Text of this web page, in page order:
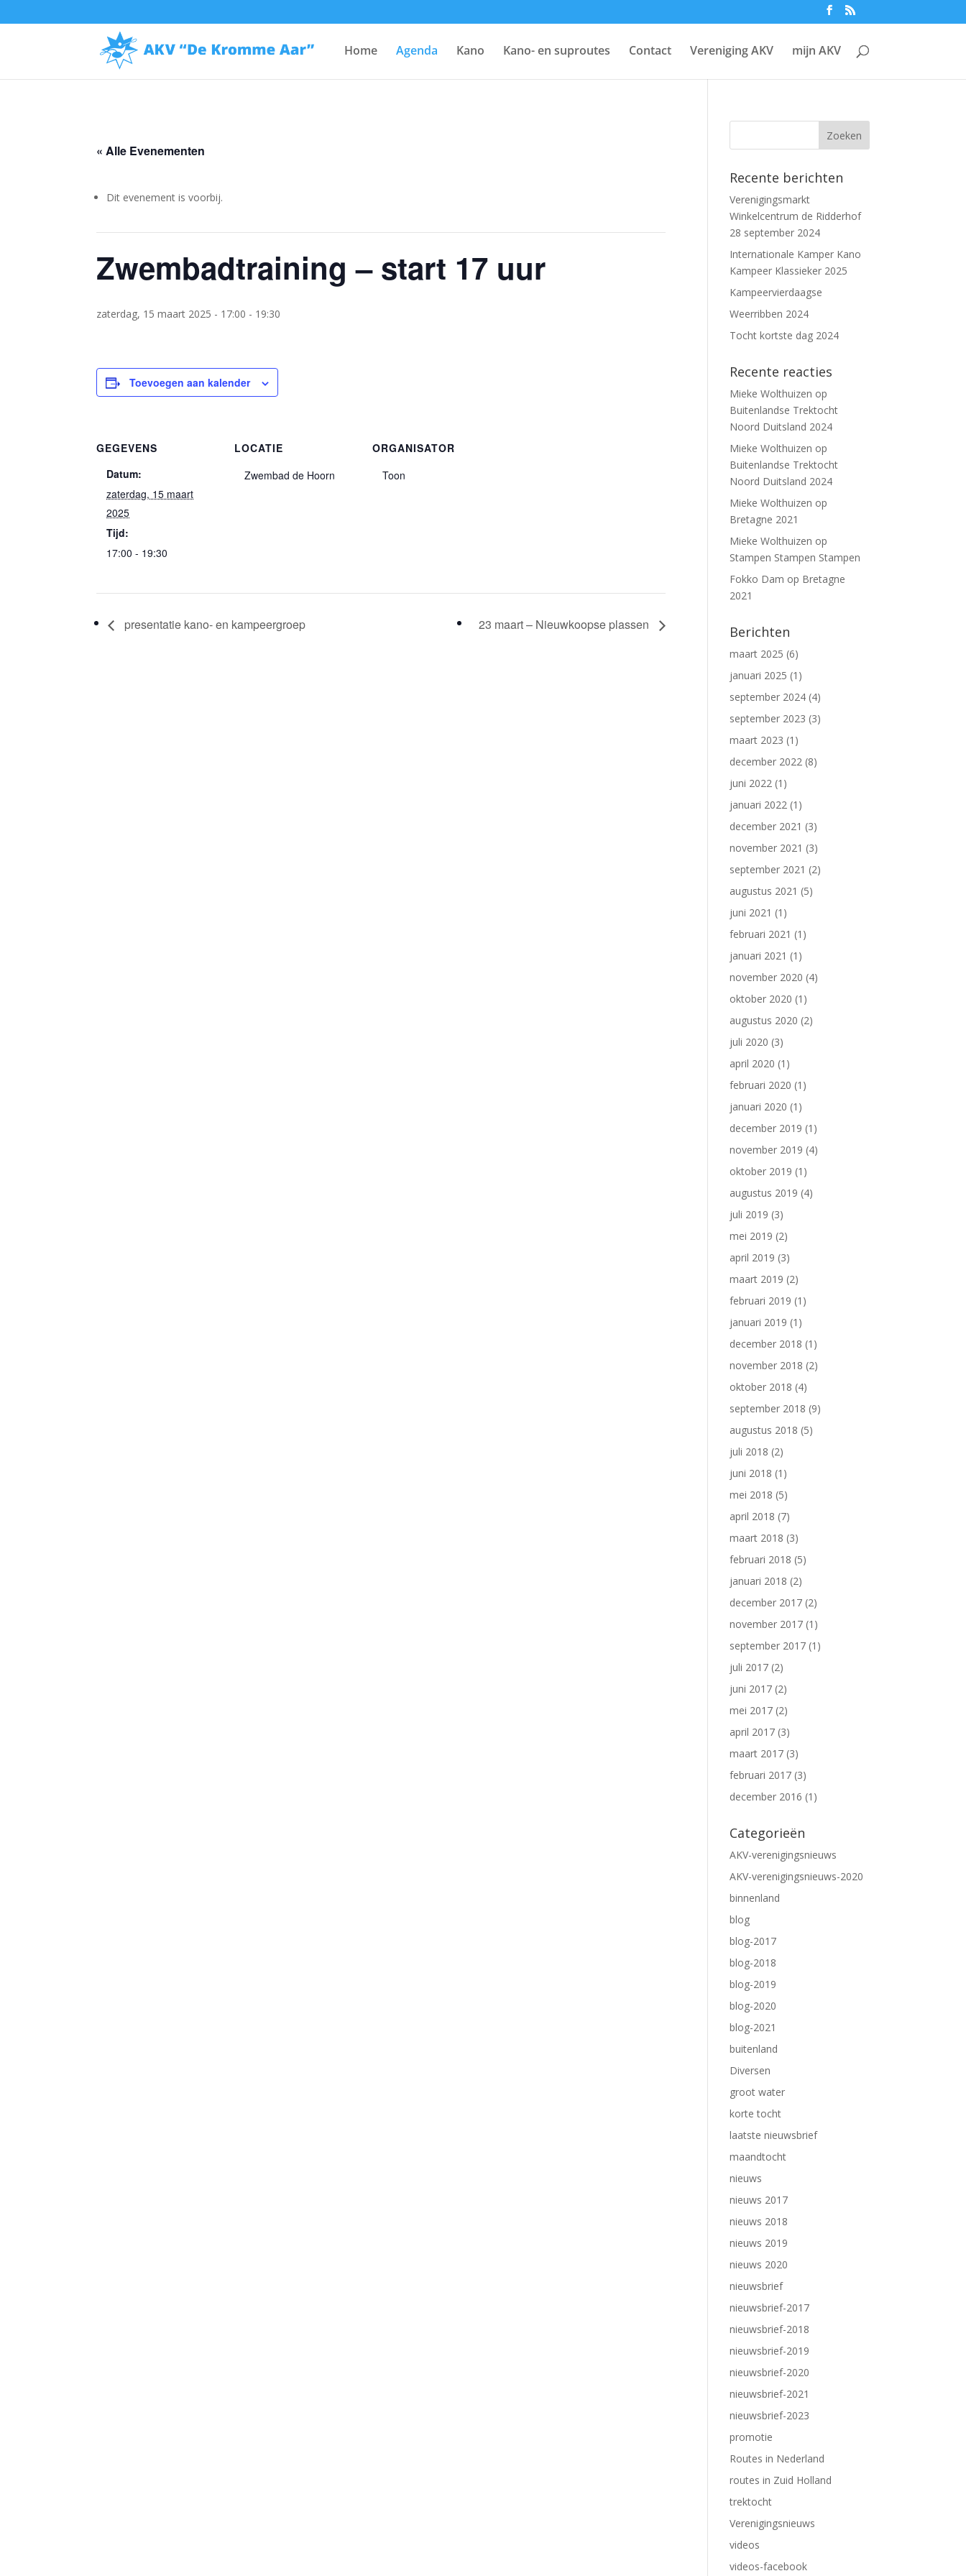
Home Agenda Kano Kano- en suproutes Contact Vereniging AKV mijn AKV
« Alle Evenementen
Dit evenement is voorbij.
Zwembadtraining – start 17 uur
zaterdag, 15 maart 2025 - 17:00 - 19:30
Toevoegen aan kalender
GEGEVENS
Datum:
zaterdag, 15 maart
2025
Tijd:
17:00 - 19:30
LOCATIE
Zwembad de Hoorn
ORGANISATOR
Toon
presentatie kano- en kampeergroep 23 maart – Nieuwkoopse plassen
Recente berichten
Verenigingsmarkt
Winkelcentrum de Ridderhof
28 september 2024
Internationale Kamper Kano
Kampeer Klassieker 2025
Kampeervierdaagse
Weerribben 2024
Tocht kortste dag 2024
Recente reacties
Mieke Wolthuizen op
Buitenlandse Trektocht
Noord Duitsland 2024
Mieke Wolthuizen op
Buitenlandse Trektocht
Noord Duitsland 2024
Mieke Wolthuizen op
Bretagne 2021
Mieke Wolthuizen op
Stampen Stampen Stampen
Fokko Dam op Bretagne
2021
Berichten
maart 2025 (6)
januari 2025 (1)
september 2024 (4)
september 2023 (3)
maart 2023 (1)
december 2022 (8)
juni 2022 (1)
januari 2022 (1)
december 2021 (3)
november 2021 (3)
september 2021 (2)
augustus 2021 (5)
juni 2021 (1)
februari 2021 (1)
januari 2021 (1)
november 2020 (4)
oktober 2020 (1)
augustus 2020 (2)
juli 2020 (3)
april 2020 (1)
februari 2020 (1)
januari 2020 (1)
december 2019 (1)
november 2019 (4)
oktober 2019 (1)
augustus 2019 (4)
juli 2019 (3)
mei 2019 (2)
april 2019 (3)
maart 2019 (2)
februari 2019 (1)
januari 2019 (1)
december 2018 (1)
november 2018 (2)
oktober 2018 (4)
september 2018 (9)
augustus 2018 (5)
juli 2018 (2)
juni 2018 (1)
mei 2018 (5)
april 2018 (7)
maart 2018 (3)
februari 2018 (5)
januari 2018 (2)
december 2017 (2)
november 2017 (1)
september 2017 (1)
juli 2017 (2)
juni 2017 (2)
mei 2017 (2)
april 2017 (3)
maart 2017 (3)
februari 2017 (3)
december 2016 (1)
Categorieën
AKV-verenigingsnieuws
AKV-verenigingsnieuws-2020
binnenland
blog
blog-2017
blog-2018
blog-2019
blog-2020
blog-2021
buitenland
Diversen
groot water
korte tocht
laatste nieuwsbrief
maandtocht
nieuws
nieuws 2017
nieuws 2018
nieuws 2019
nieuws 2020
nieuwsbrief
nieuwsbrief-2017
nieuwsbrief-2018
nieuwsbrief-2019
nieuwsbrief-2020
nieuwsbrief-2021
nieuwsbrief-2023
promotie
Routes in Nederland
routes in Zuid Holland
trektocht
Verenigingsnieuws
videos
videos-facebook